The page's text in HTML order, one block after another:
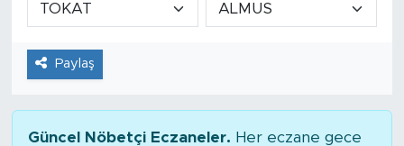
Paylaş
Güncel Nöbetçi Eczaneler. Her eczane gece
Tarihçe
Resmi İlanlar